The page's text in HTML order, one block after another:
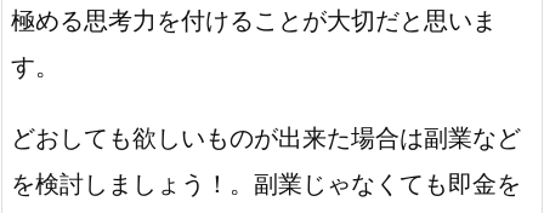
極める思考力を付けることが大切だと思いま
す。
どおしても欲しいものが出来た場合は副業など
を検討しましょう！。副業じゃなくても即金を